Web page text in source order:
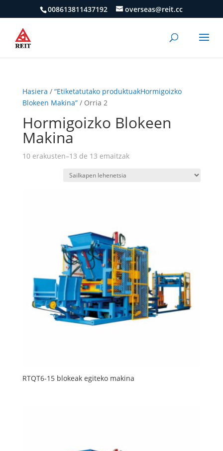
008613811437192 overseas@reit.cc
Hasiera / “Etiketatutako produktuakHormigoizko
Blokeen Makina”/ Orria 2
Hormigoizko Blokeen
Makina
10 erakusten–13 de 13 emaitzak
RTQT6-15 blokeak egiteko makina